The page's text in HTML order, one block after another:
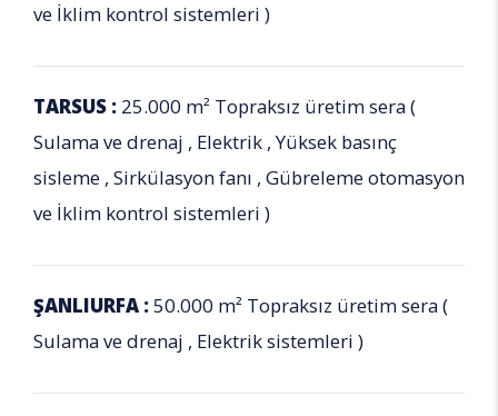
ve İklim kontrol sistemleri )
TARSUS : 25.000 m² Topraksız üretim sera (
Sulama ve drenaj , Elektrik , Yüksek basınç
sisleme , Sirkülasyon fanı , Gübreleme otomasyon
ve İklim kontrol sistemleri )
ŞANLIURFA :50.000 m² Topraksız üretim sera (
Sulama ve drenaj , Elektrik sistemleri )